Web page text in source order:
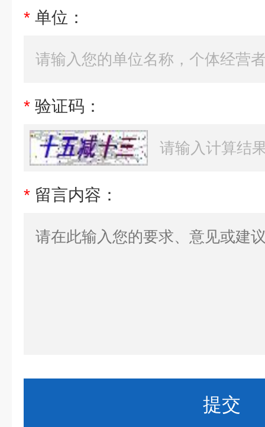
* 单位：
* 验证码：
* 留言内容：